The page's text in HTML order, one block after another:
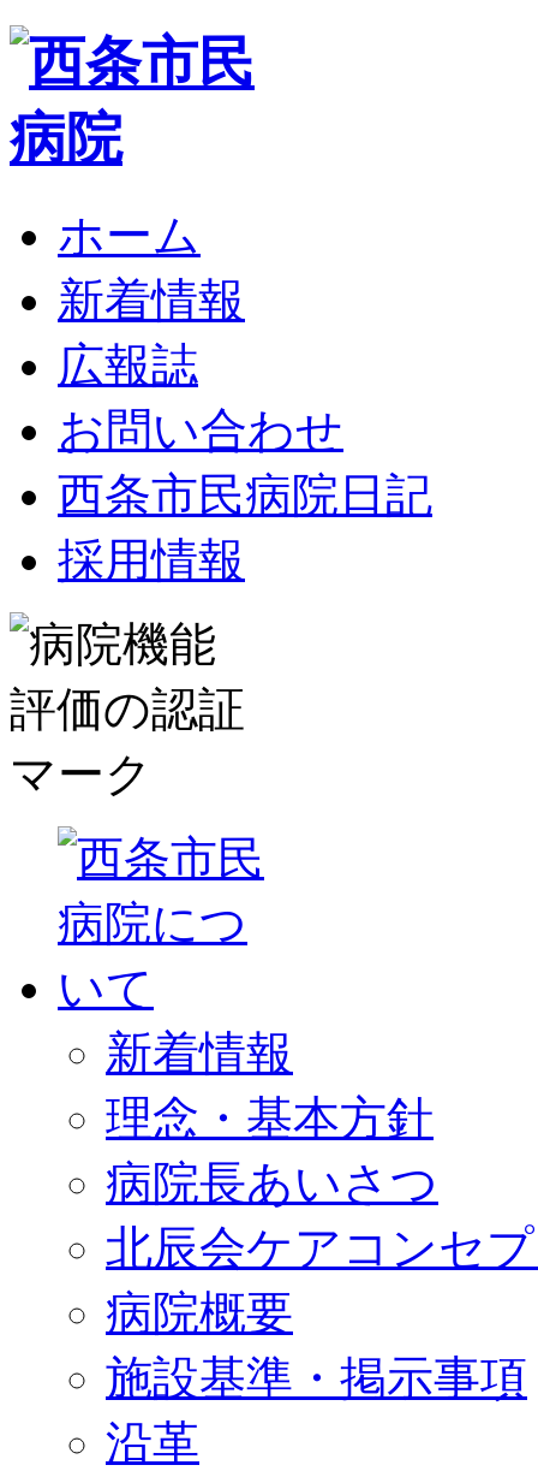
ホーム
新着情報
広報誌
お問い合わせ
西条市民病院日記
採用情報
新着情報
理念・基本方針
病院長あいさつ
北辰会ケアコンセ
病院概要
施設基準・掲示事項
沿革